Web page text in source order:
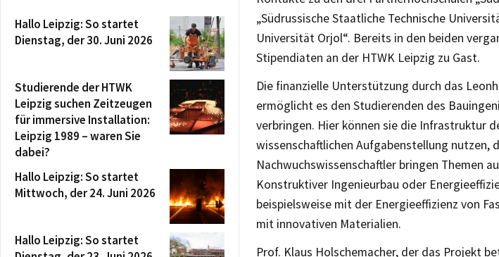
„Südrussische Staatliche Technische
Universität Orjol“. Bereits in den beiden
Stipendiaten an der HTWK Leipzig zu Gast.
Die finanzielle Unterstützung durch das
ermöglicht es den Studierenden des
verbringen. Hier können sie die Infrastruktur
wissenschaftlichen Aufgabenstellung nutzen,
Nachwuchswissenschaftler bringen Themen
Konstruktiver Ingenieurbau oder
beispielsweise mit der Energieeffizienz von
mit innovativen Materialien.
Prof. Klaus Holschemacher, der das Projekt
Hallo Leipzig: So startet
Dienstag, der 30. Juni 2026
Studierende der HTWK
Leipzig suchen Zeitzeugen
für immersive Installation:
Leipzig 1989 – waren Sie
dabei?
Hallo Leipzig: So startet
Mittwoch, der 24. Juni 2026
Hallo Leipzig: So startet